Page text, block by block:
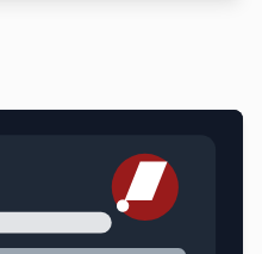
Bergerak di